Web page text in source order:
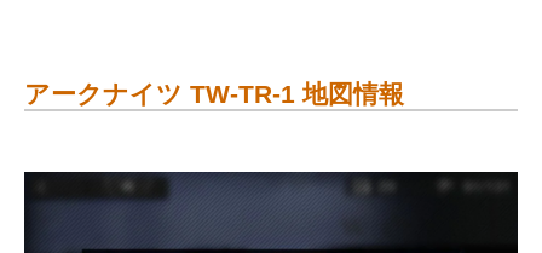
アークナイツ TW-TR-1 地図情報